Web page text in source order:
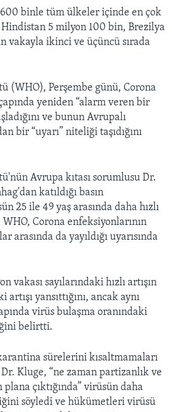
binle tüm ülkeler içinde en çok
5 milyon 100 bin, Brezilya
vakayla ikinci ve üçüncü sırada
(WHO), Perşembe günü, Corona
yeniden “alarm veren bir
ve bunun Avrupalı
bir “uyarı” niteliği taşıdığını
Avrupa kıtası sorumlusu Dr.
katıldığı basın
25 ile 49 yaş arasında daha hızlı
WHO, Corona enfeksiyonlarının
arasında da yayıldığı uyarısında
vakası sayılarındaki hızlı artışın
yansıttığını, ancak aynı
virüs bulaşma oranındaki
belirtti.
sürelerini kısaltmamaları
Kluge, “ne zaman partizanlık ve
çıktığında” virüsün daha
söyledi ve hükümetleri virüsü